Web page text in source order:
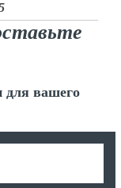
для вашего